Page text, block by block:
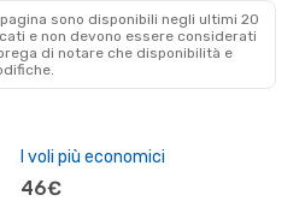
sono disponibili negli ultimi 20
e non devono essere considerati
di notare che disponibilità e
I voli più economici
46€